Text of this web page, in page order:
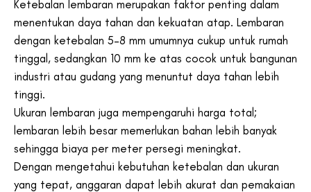
Ketebalan lembaran merupakan faktor penting dalam
menentukan daya tahan dan kekuatan atap. Lembaran
dengan ketebalan 5–8 mm umumnya cukup untuk rumah
tinggal, sedangkan 10 mm ke atas cocok untuk bangunan
industri atau gudang yang menuntut daya tahan lebih
tinggi.
Ukuran lembaran juga mempengaruhi harga total;
lembaran lebih besar memerlukan bahan lebih banyak
sehingga biaya per meter persegi meningkat.
Dengan mengetahui kebutuhan ketebalan dan ukuran
yang tepat, anggaran dapat lebih akurat dan pemakaian